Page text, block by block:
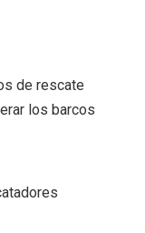
de rescate
los barcos